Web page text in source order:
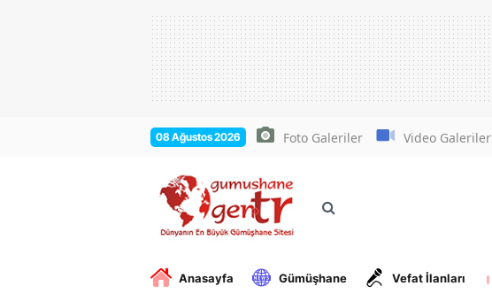
08 Ağustos 2026 Foto Galeriler Video Galeriler
Anasayfa Gümüşhane Vefat İlanları